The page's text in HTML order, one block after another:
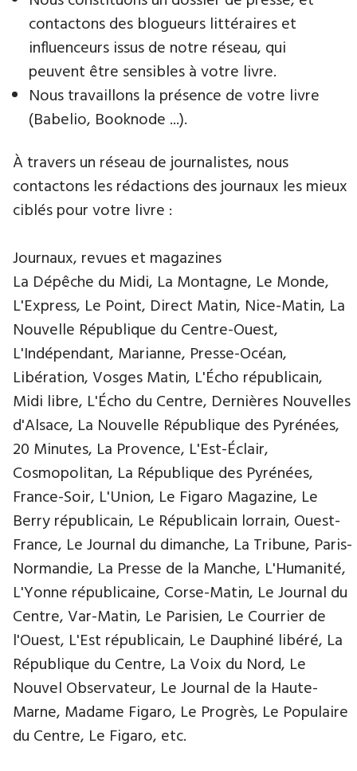
contactons des blogueurs littéraires et
influenceurs issus de notre réseau, qui
peuvent être sensibles à votre livre.
Nous travaillons la présence de votre livre
(Babelio, Booknode ...).
À travers un réseau de journalistes, nous
contactons les rédactions des journaux les mieux
ciblés pour votre livre :
Journaux, revues et magazines
La Dépêche du Midi, La Montagne, Le Monde,
L'Express, Le Point, Direct Matin, Nice-Matin, La
Nouvelle République du Centre-Ouest,
L'Indépendant, Marianne, Presse-Océan,
Libération, Vosges Matin, L'Écho républicain,
Midi libre, L'Écho du Centre, Dernières Nouvelles
d'Alsace, La Nouvelle République des Pyrénées,
20 Minutes, La Provence, L'Est-Éclair,
Cosmopolitan, La République des Pyrénées,
France-Soir, L'Union, Le Figaro Magazine, Le
Berry républicain, Le Républicain lorrain, Ouest-
France, Le Journal du dimanche, La Tribune, Paris-
Normandie, La Presse de la Manche, L'Humanité,
L'Yonne républicaine, Corse-Matin, Le Journal du
Centre, Var-Matin, Le Parisien, Le Courrier de
l'Ouest, L'Est républicain, Le Dauphiné libéré, La
République du Centre, La Voix du Nord, Le
Nouvel Observateur, Le Journal de la Haute-
Marne, Madame Figaro, Le Progrès, Le Populaire
du Centre, Le Figaro, etc.